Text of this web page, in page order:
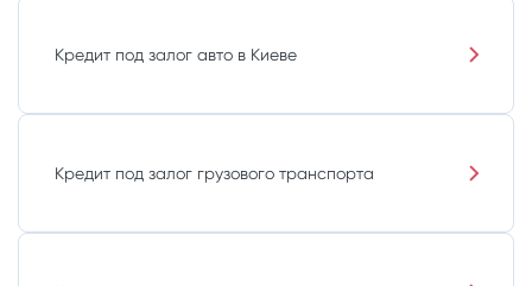
Кредит под залог авто в Киеве
Кредит под залог грузового транспорта